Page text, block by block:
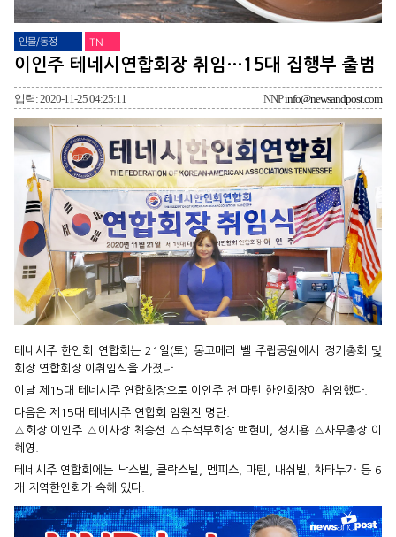
인물/동정 TN
이인주 테네시연합회장 취임…15대 집행부 출범
입력: 2020-11-25 04:25:11 NNPinfo@newsandpost.com
테네시주 한인회 연합회는 21일(토) 몽고메리 벨 주립공원에서 정기총회 및
회장 연합회장 이취임식을 가졌다.
이날 제15대 테네시주 연합회장으로 이인주 전 마틴 한인회장이 취임했다.
다음은 제15대 테네시주 연합회 임원진 명단.
△회장 이인주 △이사장 최승선 △수석부회장 백현미, 성시용 △사무총장 이
혜영.
테네시주 연합회에는 낙스빌, 클락스빌, 멤피스, 마틴, 내쉬빌, 차타누가 등 6
개 지역한인회가 속해 있다.